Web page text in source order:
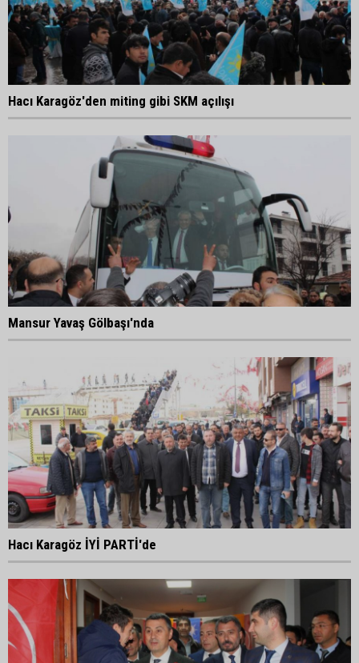
Hacı Karagöz'den miting gibi SKM açılışı
Mansur Yavaş Gölbaşı'nda
Hacı Karagöz İYİ PARTİ'de